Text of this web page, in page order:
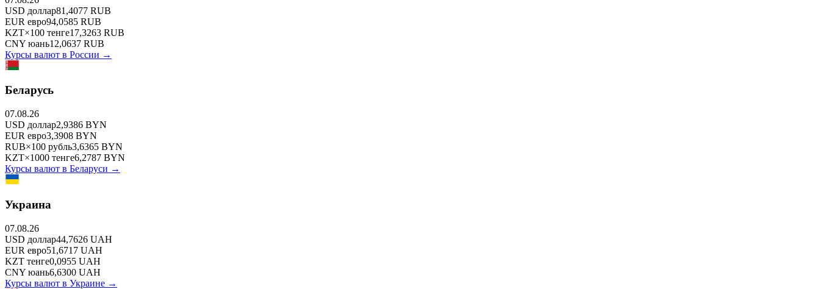
USD доллар81,4077 RUB
EUR евро94,0585 RUB
KZT×100 тенге17,3263 RUB
CNY юань12,0637 RUB
Курсы валют в России →
Беларусь
07.08.26
USD доллар2,9386 BYN
EUR евро3,3908 BYN
RUB×100 рубль3,6365 BYN
KZT×1000 тенге6,2787 BYN
Курсы валют в Беларуси →
Украина
07.08.26
USD доллар44,7626 UAH
EUR евро51,6717 UAH
KZT тенге0,0955 UAH
CNY юань6,6300 UAH
Курсы валют в Украине →